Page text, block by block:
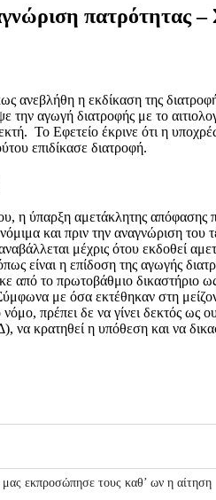
η εκδίκαση της
αγωγή διατροφής με το
Το Εφετείο έκρινε ότι η
επιδίκασε διατροφή.
η ύπαρξη αμετάκλητης απόφασης
και πριν την αναγνώριση
μέχρις ότου εκδοθεί
είναι η επίδοση της αγωγής
το πρωτοβάθμιο δικαστήριο
με όσα εκτέθηκαν στη
πρέπει δε να γίνει δεκτός
να κρατηθεί η υπόθεση και να
μας εκπροσώπησε τους καθ’ ων η αίτηση